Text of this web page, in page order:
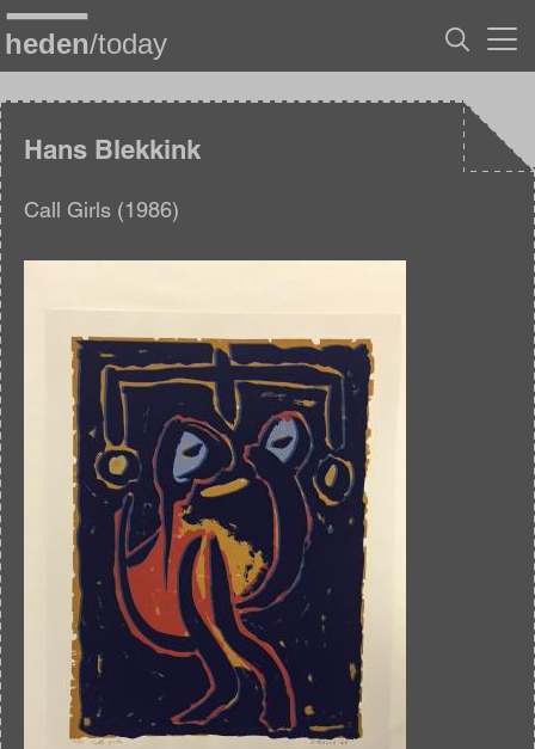
Overslaan
en
naar
inhoud
gaanHans Blekkink
Call Girls (1986)